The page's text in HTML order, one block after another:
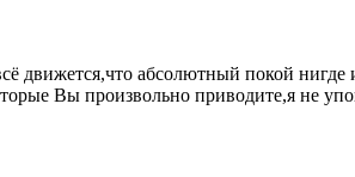
абсолютный покой нигде
Вы произвольно приводите,я не